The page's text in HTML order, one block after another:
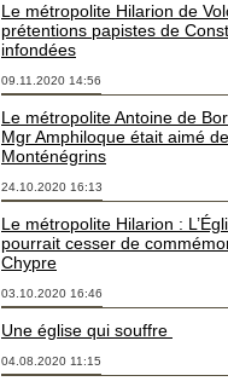
Le métropolite Hilarion de
prétentions papistes de
infondées
09.11.2020 14:56
Le métropolite Antoine de
Mgr Amphiloque était aimé
Monténégrins
24.10.2020 16:13
Le métropolite Hilarion :
pourrait cesser de
Chypre
03.10.2020 16:46
Une église qui souffre
04.08.2020 11:15